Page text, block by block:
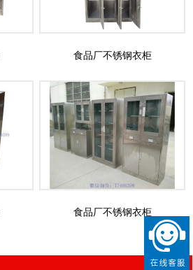
食品厂不锈钢衣柜
食品厂不锈钢衣柜